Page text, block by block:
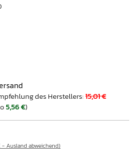
des Herstellers:15,01 €
5,56 €)
- Ausland abweichend)